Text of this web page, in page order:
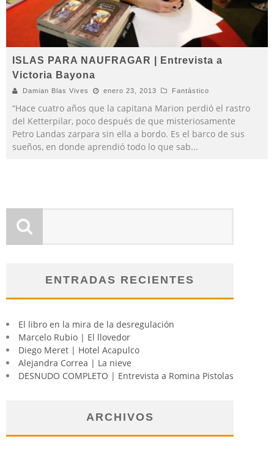
ISLAS PARA NAUFRAGAR | Entrevista a
Victoria Bayona
Damian Blas Vives enero 23, 2013 Fantástico
“Hace cuatro años que la capitana Marion perdió el rastro
del Ketterpilar, poco después de que misteriosamente
Petro Landas zarpara sin ella a bordo. Es el barco de sus
sueños, en donde aprendió todo lo que sab...
ENTRADAS RECIENTES
El libro en la mira de la desregulación
Marcelo Rubio | El llovedor
Diego Meret | Hotel Acapulco
Alejandra Correa | La nieve
DESNUDO COMPLETO | Entrevista a Romina Pistolas
ARCHIVOS